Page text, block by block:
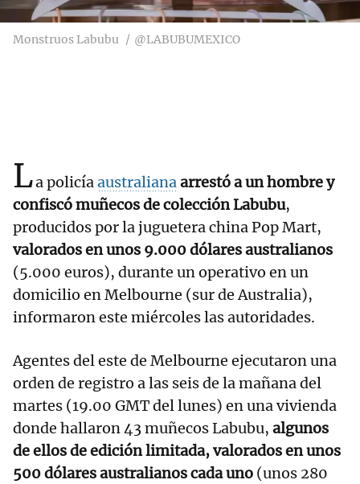
Monstruos Labubu @LABUBUMEXICO
La policíaaustralianaarrestó a un hombre y
confiscó muñecos de colección Labubu,
producidos por la juguetera china Pop Mart,
valorados en unos 9.000 dólares australianos
(5.000 euros), durante un operativo en un
domicilio en Melbourne (sur de Australia),
informaron este miércoles las autoridades.
Agentes del este de Melbourne ejecutaron una
orden de registro a las seis de la mañana del
martes (19.00 GMT del lunes) en una vivienda
donde hallaron 43 muñecos Labubu, algunos
de ellos de edición limitada, valorados en unos
500 dólares australianos cada uno (unos 280